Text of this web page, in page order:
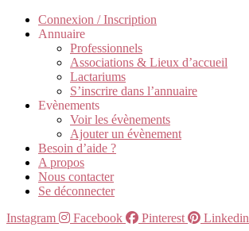
Connexion / Inscription
Annuaire
Professionnels
Associations & Lieux d’accueil
Lactariums
S’inscrire dans l’annuaire
Evènements
Voir les évènements
Ajouter un évènement
Besoin d’aide ?
A propos
Nous contacter
Se déconnecter
Instagram
Facebook Pinterest
Linkedin